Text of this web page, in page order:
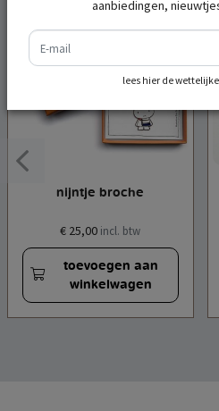
nijntje broche
€ 25,00 incl. btw
toevoegen aan
winkelwagen
aanbiedingen,
e-mail
lees hier de